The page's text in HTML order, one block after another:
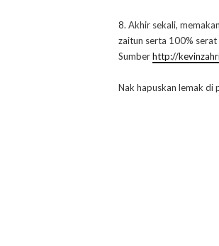
8. Akhir sekali,
zaitun serta 100%
Sumberhttp://
Nak hapuskan lemak di